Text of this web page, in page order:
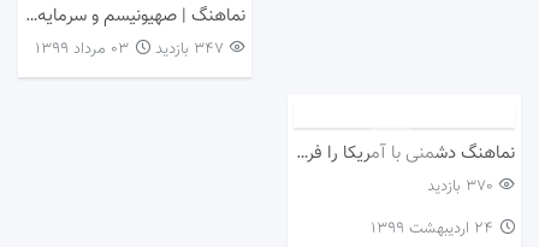
نماهنگ | صهیونیسم و سرمایه‌داری دشمن خانواده‌اند
347 بازدید ۰۳ مرداد ۱۳۹۹
نماهنگ دشمنی با آمریکا را فراموش نکنیم
370 بازدید
۲۴ اردیبهشت ۱۳۹۹